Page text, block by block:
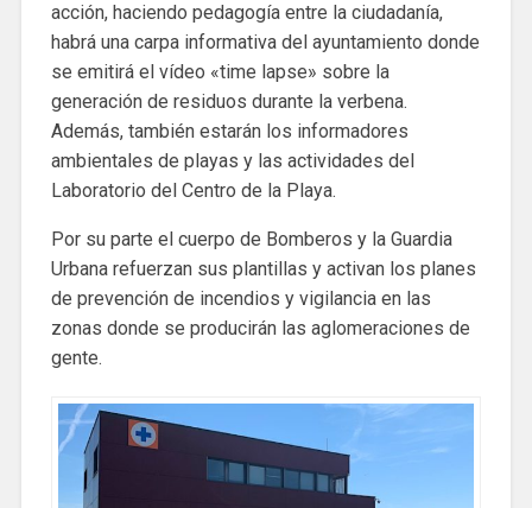
acción, haciendo pedagogía entre la ciudadanía,
habrá una carpa informativa del ayuntamiento donde
se emitirá el vídeo «time lapse» sobre la
generación de residuos durante la verbena.
Además, también estarán los informadores
ambientales de playas y las actividades del
Laboratorio del Centro de la Playa.
Por su parte el cuerpo de Bomberos y la Guardia
Urbana refuerzan sus plantillas y activan los planes
de prevención de incendios y vigilancia en las
zonas donde se producirán las aglomeraciones de
gente.